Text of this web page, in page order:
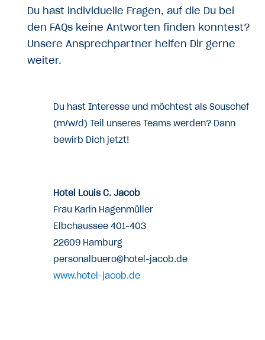
Du hast individuelle Fragen, auf die Du bei
den FAQs keine Antworten finden konntest?
Unsere Ansprechpartner helfen Dir gerne
weiter.
Du hast Interesse und möchtest als Souschef
(m/w/d) Teil unseres Teams werden? Dann
bewirb Dich jetzt!
Hotel Louis C. Jacob
Frau Karin Hagenmüller
Elbchaussee 401-403
22609 Hamburg
personalbuero@hotel-jacob.de
www.hotel-jacob.de